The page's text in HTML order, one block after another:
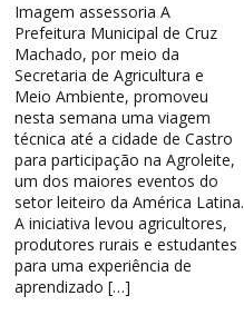
Imagem assessoria A
Prefeitura Municipal de Cruz
Machado, por meio da
Secretaria de Agricultura e
Meio Ambiente, promoveu
nesta semana uma viagem
técnica até a cidade de Castro
para participação na Agroleite,
um dos maiores eventos do
setor leiteiro da América Latina.
A iniciativa levou agricultores,
produtores rurais e estudantes
para uma experiência de
aprendizado […]